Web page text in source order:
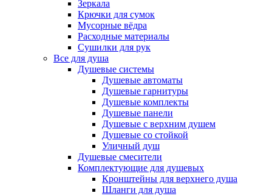
Зеркала
Крючки для сумок
Мусорные вёдра
Расходные материалы
Сушилки для рук
Все для душа
Душевые системы
Душевые автоматы
Душевые гарнитуры
Душевые комплекты
Душевые панели
Душевые с верхним душем
Душевые со стойкой
Уличный душ
Душевые смесители
Комплектующие для душевых
Кронштейны для верхнего душа
Шланги для душа